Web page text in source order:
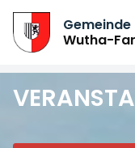
Gemeinde
Wutha-